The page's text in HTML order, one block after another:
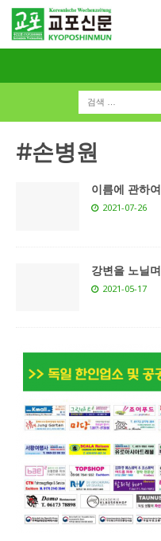
#손병원
이름에 관하여
2021-07-26
강변을 노닐며
2021-05-17